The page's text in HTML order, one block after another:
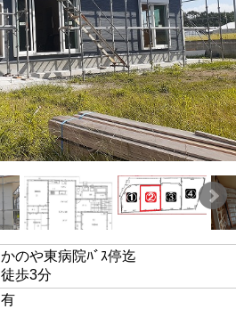
かのや東病院ﾊﾞｽ停迄
徒歩3分
有